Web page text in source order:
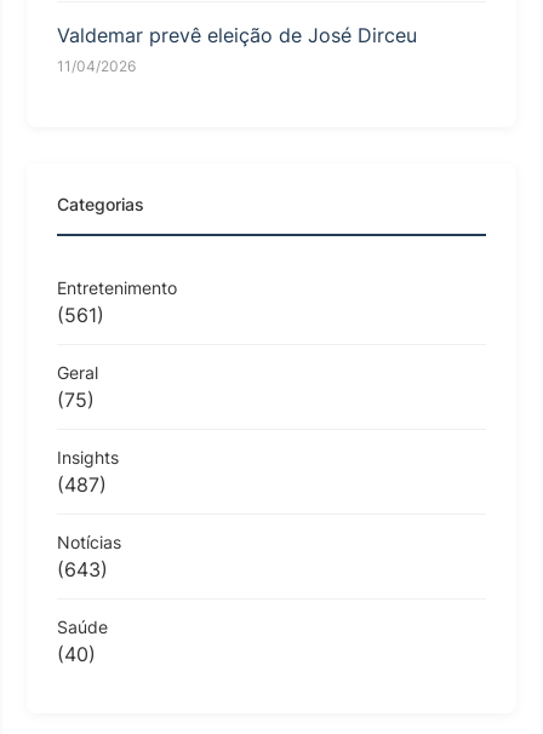
Valdemar prevê eleição de José Dirceu
11/04/2026
Categorias
Entretenimento
(561)
Geral
(75)
Insights
(487)
Notícias
(643)
Saúde
(40)